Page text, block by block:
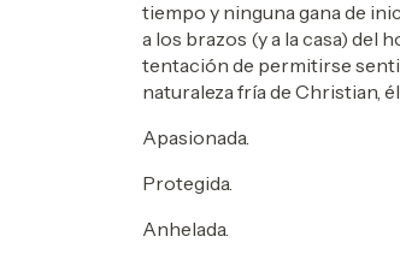
tiempo y ninguna gana de
a los brazos (y a la casa) del
tentación de permitirse
naturaleza fría de Christian,
Apasionada.
Protegida.
Anhelada.